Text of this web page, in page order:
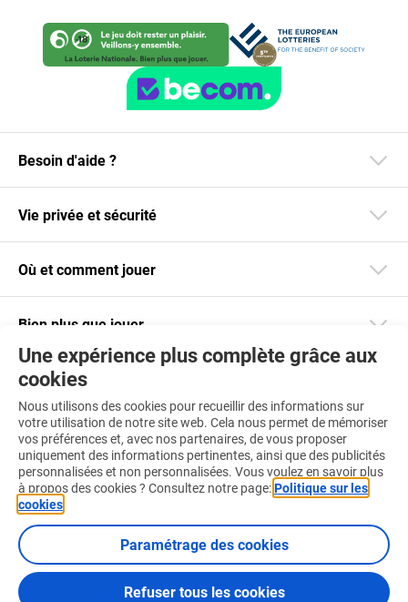
Une expérience plus complète grâce aux
cookies
Nous utilisons des cookies pour recueillir des informations sur
votre utilisation de notre site web. Cela nous permet de mémoriser
vos préférences et, avec nos partenaires, de vous proposer
uniquement des informations pertinentes, ainsi que des publicités
personnalisées et non personnalisées. Vous voulez en savoir plus
à propos des cookies ? Consultez notre page:Politique sur les
cookies
Paramétrage des cookies
Refuser tous les cookies
Besoin d'aide ?
Vie privée et sécurité
Où et comment jouer
Bien plus que jouer
Téléchargez notre app